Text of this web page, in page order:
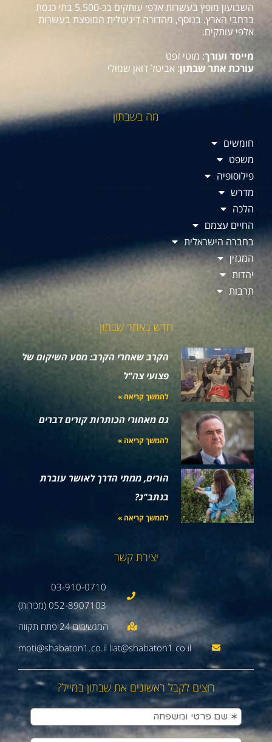
השבועון מופץ בעשרות אלפי עותקים בכ-5,500 בתי כנסת
ברחבי הארץ. בנוסף, מהדורה דיגיטלית המופצת בעשרות
אלפי עותקים.
מייסד ועורך: מוטי זפט
עורכת אתר שבתון: אביטל דואן שמולי
מה בשבתון
חומשים
משפט
פילוסופיה
מדרש
הלכה
החיים עצמם
בחברה הישראלית
המגזין
יהדות
תרבות
חדש באתר שבתון
הקרב שאחרי הקרב: מסע השיקום של
פצועי צה"ל
להמשך קריאה »
גם מאחורי הכותרות קורים דברים
להמשך קריאה »
הורים, ממתי הדרך לאושר עוברת
בנתב"ג?
להמשך קריאה »
יצירת קשר
03-910-0710
052-8907103 (מכירות)
moti@shabaton1.co.il liat@shabaton1.co.il
רוצים לקבל ראשונים את שבתון במייל?